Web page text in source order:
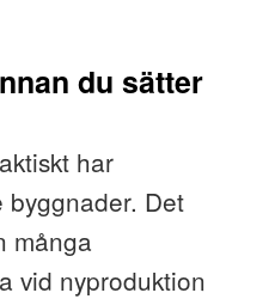
du sätter
har
Det
många
vid nyproduktion